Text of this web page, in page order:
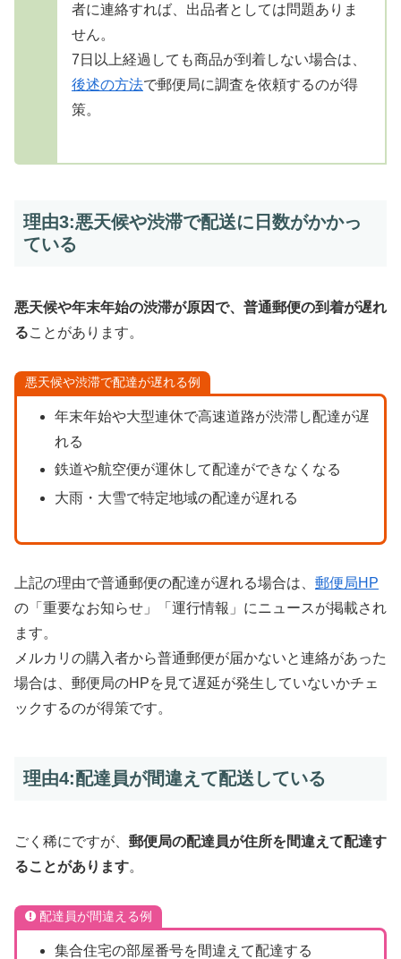
者に連絡すれば、出品者としては問題ありま
せん。
7日以上経過しても商品が到着しない場合は、
後述の方法で郵便局に調査を依頼するのが得
策。
理由3:悪天候や渋滞で配送に日数がかかっ
ている
悪天候や年末年始の渋滞が原因で、普通郵便の到着が遅れ
ることがあります。
悪天候や渋滞で配達が遅れる例
年末年始や大型連休で高速道路が渋滞し配達が遅
れる
鉄道や航空便が運休して配達ができなくなる
大雨・大雪で特定地域の配達が遅れる
上記の理由で普通郵便の配達が遅れる場合は、 郵便局HP
の「重要なお知らせ」「運行情報」にニュースが掲載され
ます。
メルカリの購入者から普通郵便が届かないと連絡があった
場合は、郵便局のHPを見て遅延が発生していないかチェ
ックするのが得策です。
理由4:配達員が間違えて配送している
ごく稀にですが、 郵便局の配達員が住所を間違えて配達す
ることがあります。
配達員が間違える例
集合住宅の部屋番号を間違えて配達する